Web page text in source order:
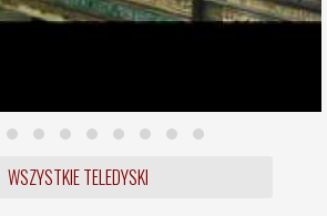
WSZYSTKIE TELEDYSKI